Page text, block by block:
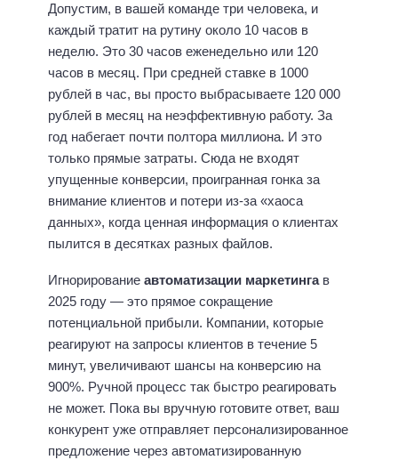
Допустим, в вашей команде три человека, и
каждый тратит на рутину около 10 часов в
неделю. Это 30 часов еженедельно или 120
часов в месяц. При средней ставке в 1000
рублей в час, вы просто выбрасываете 120 000
рублей в месяц на неэффективную работу. За
год набегает почти полтора миллиона. И это
только прямые затраты. Сюда не входят
упущенные конверсии, проигранная гонка за
внимание клиентов и потери из-за «хаоса
данных», когда ценная информация о клиентах
пылится в десятках разных файлов.
Игнорирование автоматизации маркетингав
2025 году — это прямое сокращение
потенциальной прибыли. Компании, которые
реагируют на запросы клиентов в течение 5
минут, увеличивают шансы на конверсию на
900%. Ручной процесс так быстро реагировать
не может. Пока вы вручную готовите ответ, ваш
конкурент уже отправляет персонализированное
предложение через автоматизированную